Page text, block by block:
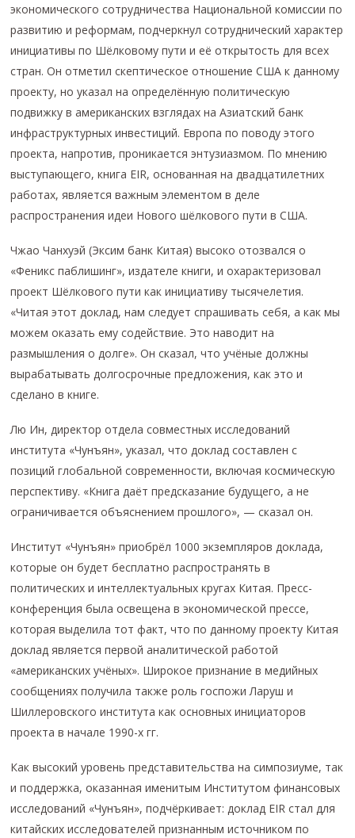
экономического сотрудничества Национальной комиссии по
развитию и реформам, подчеркнул сотруднический характер
инициативы по Шёлковому пути и её открытость для всех
стран. Он отметил скептическое отношение США к данному
проекту, но указал на определённую политическую
подвижку в американских взглядах на Азиатский банк
инфраструктурных инвестиций. Европа по поводу этого
проекта, напротив, проникается энтузиазмом. По мнению
выступающего, книга EIR, основанная на двадцатилетних
работах, является важным элементом в деле
распространения идеи Нового шёлкового пути в США.
Чжао Чанхуэй (Эксим банк Китая) высоко отозвался о
«Феникс паблишинг», издателе книги, и охарактеризовал
проект Шёлкового пути как инициативу тысячелетия.
«Читая этот доклад, нам следует спрашивать себя, а как мы
можем оказать ему содействие. Это наводит на
размышления о долге». Он сказал, что учёные должны
вырабатывать долгосрочные предложения, как это и
сделано в книге.
Лю Ин, директор отдела совместных исследований
института «Чунъян», указал, что доклад составлен с
позиций глобальной современности, включая космическую
перспективу. «Книга даёт предсказание будущего, а не
ограничивается объяснением прошлого», — сказал он.
Институт «Чунъян» приобрёл 1000 экземпляров доклада,
которые он будет бесплатно распространять в
политических и интеллектуальных кругах Китая. Пресс-
конференция была освещена в экономической прессе,
которая выделила тот факт, что по данному проекту Китая
доклад является первой аналитической работой
«американских учёных». Широкое признание в медийных
сообщениях получила также роль госпожи Ларуш и
Шиллеровского института как основных инициаторов
проекта в начале 1990-х гг.
Как высокий уровень представительства на симпозиуме, так
и поддержка, оказанная именитым Институтом финансовых
исследований «Чунъян», подчёркивает: доклад EIR стал для
китайских исследователей признанным источником по